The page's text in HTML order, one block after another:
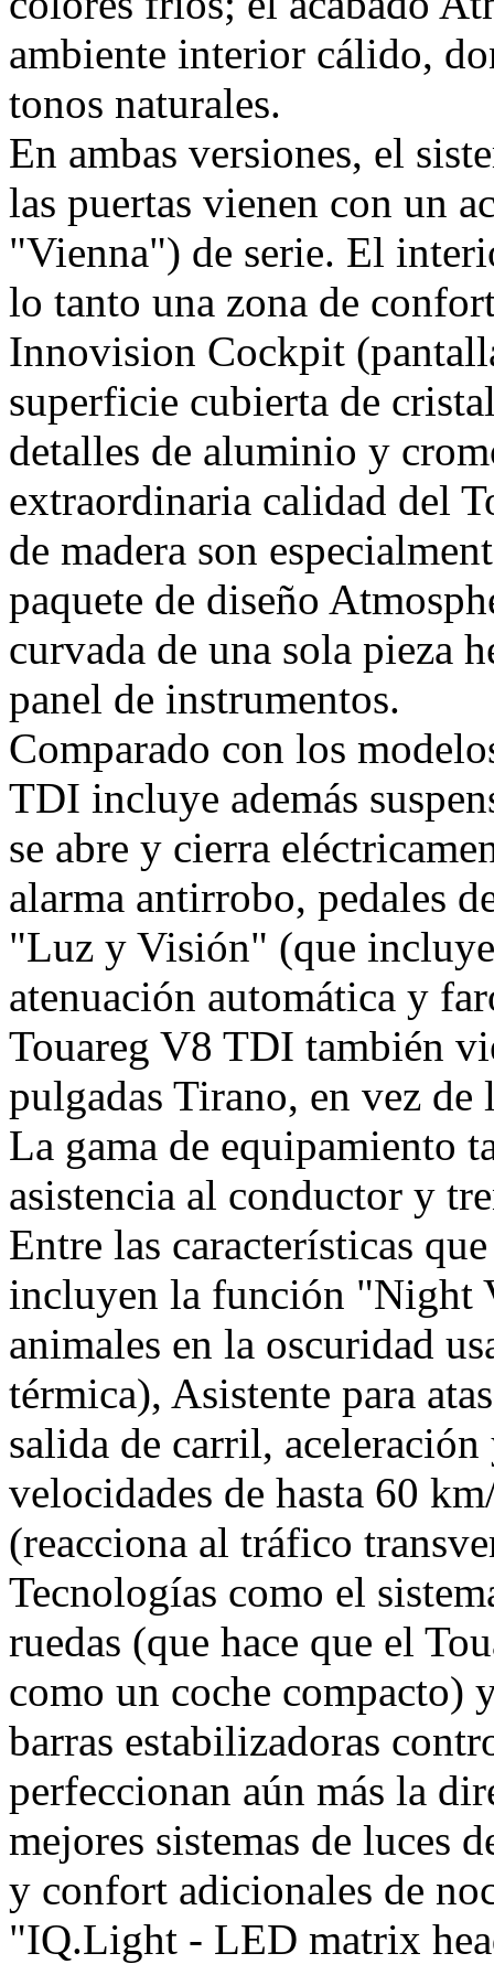
ambiente interior cálido,
tonos naturales.
En ambas versiones, el
las puertas vienen con un
"Vienna") de serie. El
lo tanto una zona de
Innovision Cockpit
superficie cubierta de
detalles de aluminio y
extraordinaria calidad del
de madera son
paquete de diseño
curvada de una sola pieza
panel de instrumentos.
Comparado con los
TDI incluye además
se abre y cierra
alarma antirrobo, pedales
"Luz y Visión" (que
atenuación automática y
Touareg V8 TDI también
pulgadas Tirano, en vez de
La gama de equipamiento
asistencia al conductor y
Entre las características
incluyen la función "Night
animales en la oscuridad
térmica), Asistente para
salida de carril,
velocidades de hasta 60
(reacciona al tráfico
Tecnologías como el
ruedas (que hace que el
como un coche compacto)
barras estabilizadoras
perfeccionan aún más la
mejores sistemas de luces
y confort adicionales de
"IQ.Light - LED matrix